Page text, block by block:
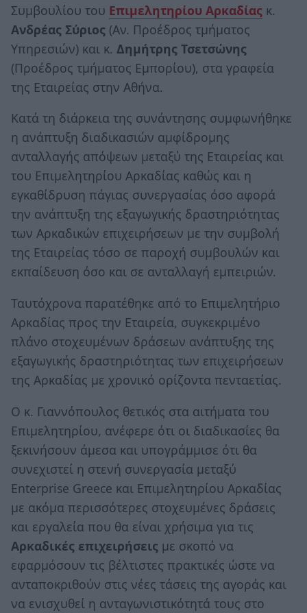
Συμβουλίου του Επιμελητηρίου Αρκαδίας κ.
Ανδρέας Σύριος (Αν. Προέδρος τμήματος
Υπηρεσιών) και κ. Δημήτρης Τσετσώνης
(Προέδρος τμήματος Εμπορίου), στα γραφεία
της Εταιρείας στην Αθήνα.
Κατά τη διάρκεια της συνάντησης συμφωνήθηκε
η ανάπτυξη διαδικασιών αμφίδρομης
ανταλλαγής απόψεων μεταξύ της Εταιρείας και
του Επιμελητηρίου Αρκαδίας καθώς και η
εγκαθίδρυση πάγιας συνεργασίας όσο αφορά
την ανάπτυξη της εξαγωγικής δραστηριότητας
των Αρκαδικών επιχειρήσεων με την συμβολή
της Εταιρείας τόσο σε παροχή συμβουλών και
εκπαίδευση όσο και σε ανταλλαγή εμπειριών.
Ταυτόχρονα παρατέθηκε από το Επιμελητήριο
Αρκαδίας προς την Εταιρεία, συγκεκριμένο
πλάνο στοχευμένων δράσεων ανάπτυξης της
εξαγωγικής δραστηριότητας των επιχειρήσεων
της Αρκαδίας με χρονικό ορίζοντα πενταετίας.
Ο κ. Γιαννόπουλος θετικός στα αιτήματα του
Επιμελητηρίου, ανέφερε ότι οι διαδικασίες θα
ξεκινήσουν άμεσα και υπογράμμισε ότι θα
συνεχιστεί η στενή συνεργασία μεταξύ
Enterprise Greece και Επιμελητηρίου Αρκαδίας
με ακόμα περισσότερες στοχευμένες δράσεις
και εργαλεία που θα είναι χρήσιμα για τις
Αρκαδικές επιχειρήσεις με σκοπό να
εφαρμόσουν τις βέλτιστες πρακτικές ώστε να
ανταποκριθούν στις νέες τάσεις της αγοράς και
να ενισχυθεί η ανταγωνιστικότητά τους στο